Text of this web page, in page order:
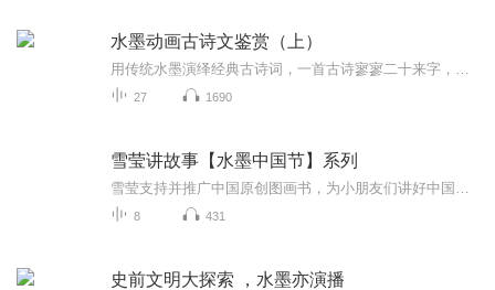
水墨动画古诗文鉴赏（上）
27 1690
雪莹讲故事【水墨中国节】系列
8 431
史前文明大探索 ，水墨亦演播